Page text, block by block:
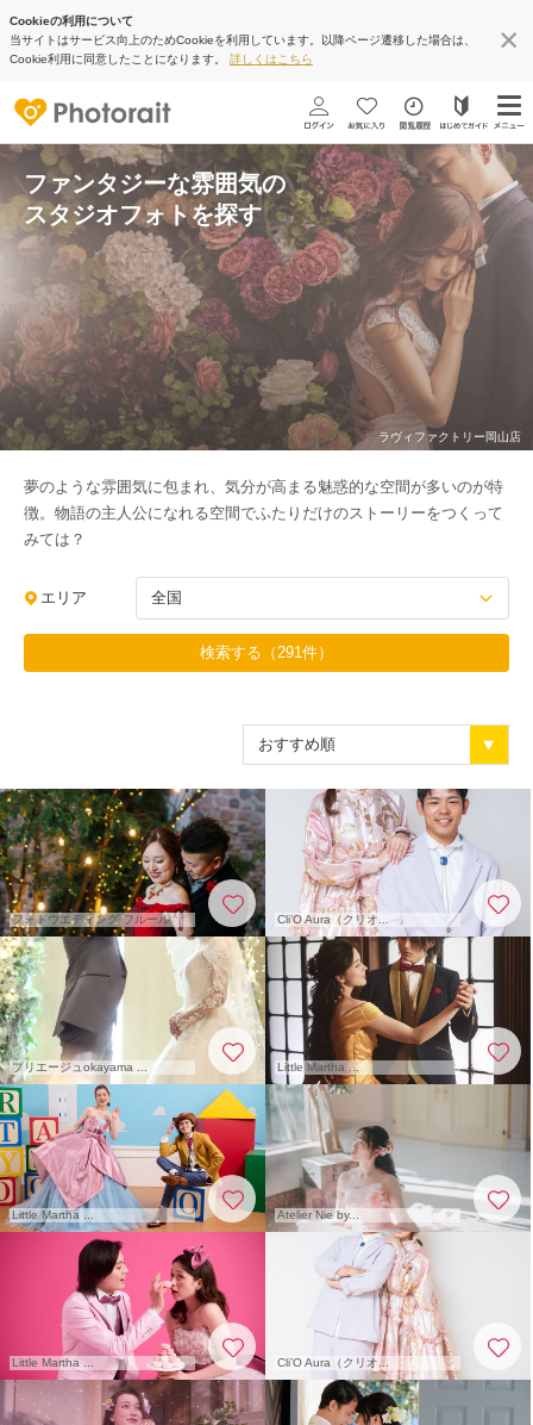
Cookieの利用について
当サイトはサービス向上のためCookieを利用しています。以降ページ遷移した場合は、
Cookie利用に同意したことになります。 詳しくはこちら
ファンタジーな雰囲気の
スタジオフォトを探す
ラヴィファクトリー岡山店
夢のような雰囲気に包まれ、気分が高まる魅惑的な空間が多いのが特
徴。物語の主人公になれる空間でふたりだけのストーリーをつくって
みては？
エリア 全国
検索する（ 291 件）
フォトウエディング フルール Cli’O Aura（クリオ...
プリエージュokayama ... Little Martha ...
Little Martha ... Atelier Nie by...
Little Martha ... Cli’O Aura（クリオ...